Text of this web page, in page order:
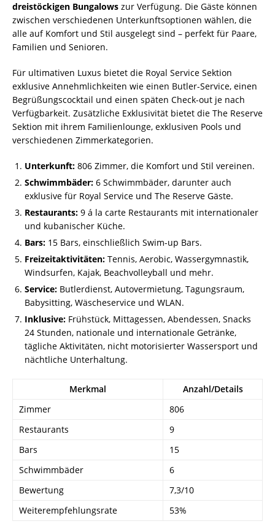
dreistöckigen Bungalows zur Verfügung. Die Gäste können
zwischen verschiedenen Unterkunftsoptionen wählen, die
alle auf Komfort und Stil ausgelegt sind – perfekt für Paare,
Familien und Senioren.
Für ultimativen Luxus bietet die Royal Service Sektion
exklusive Annehmlichkeiten wie einen Butler-Service, einen
Begrüßungscocktail und einen späten Check-out je nach
Verfügbarkeit. Zusätzliche Exklusivität bietet die The Reserve
Sektion mit ihrem Familienlounge, exklusiven Pools und
verschiedenen Zimmerkategorien.
Unterkunft: 806 Zimmer, die Komfort und Stil vereinen.
Schwimmbäder: 6 Schwimmbäder, darunter auch
exklusive für Royal Service und The Reserve Gäste.
Restaurants: 9 á la carte Restaurants mit internationaler
und kubanischer Küche.
Bars: 15 Bars, einschließlich Swim-up Bars.
Freizeitaktivitäten: Tennis, Aerobic, Wassergymnastik,
Windsurfen, Kajak, Beachvolleyball und mehr.
Service: Butlerdienst, Autovermietung, Tagungsraum,
Babysitting, Wäscheservice und WLAN.
Inklusive: Frühstück, Mittagessen, Abendessen, Snacks
24 Stunden, nationale und internationale Getränke,
tägliche Aktivitäten, nicht motorisierter Wassersport und
nächtliche Unterhaltung.
Merkmal
Anzahl/Details
Zimmer
806
Restaurants
9
Bars
15
Schwimmbäder
6
Bewertung
7,3/10
Weiterempfehlungsrate
53%